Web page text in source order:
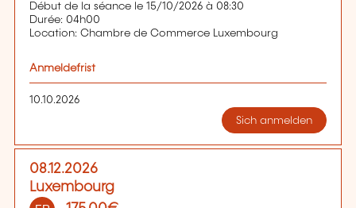
Début de la séance le 15/10/2026 à 08:30
Durée: 04h00
Location: Chambre de Commerce Luxembourg
Anmeldefrist
10.10.2026
Sich anmelden
08.12.2026
Luxembourg